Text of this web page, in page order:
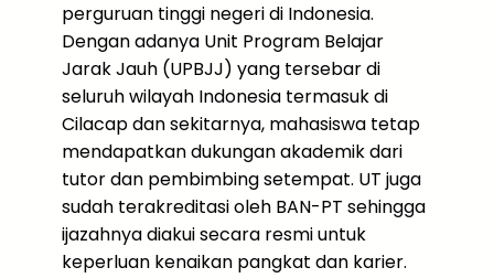
perguruan tinggi negeri di Indonesia.
Dengan adanya Unit Program Belajar
Jarak Jauh (UPBJJ) yang tersebar di
seluruh wilayah Indonesia termasuk di
Cilacap dan sekitarnya, mahasiswa tetap
mendapatkan dukungan akademik dari
tutor dan pembimbing setempat. UT juga
sudah terakreditasi oleh BAN-PT sehingga
ijazahnya diakui secara resmi untuk
keperluan kenaikan pangkat dan karier.